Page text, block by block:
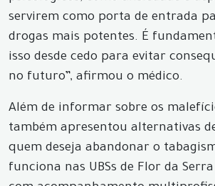
servirem como porta de entrada
drogas mais potentes. É
isso desde cedo para evitar
no futuro”, afirmou o médico.
Além de informar sobre os
também apresentou alternativas
quem deseja abandonar o
funciona nas UBSs de Flor da